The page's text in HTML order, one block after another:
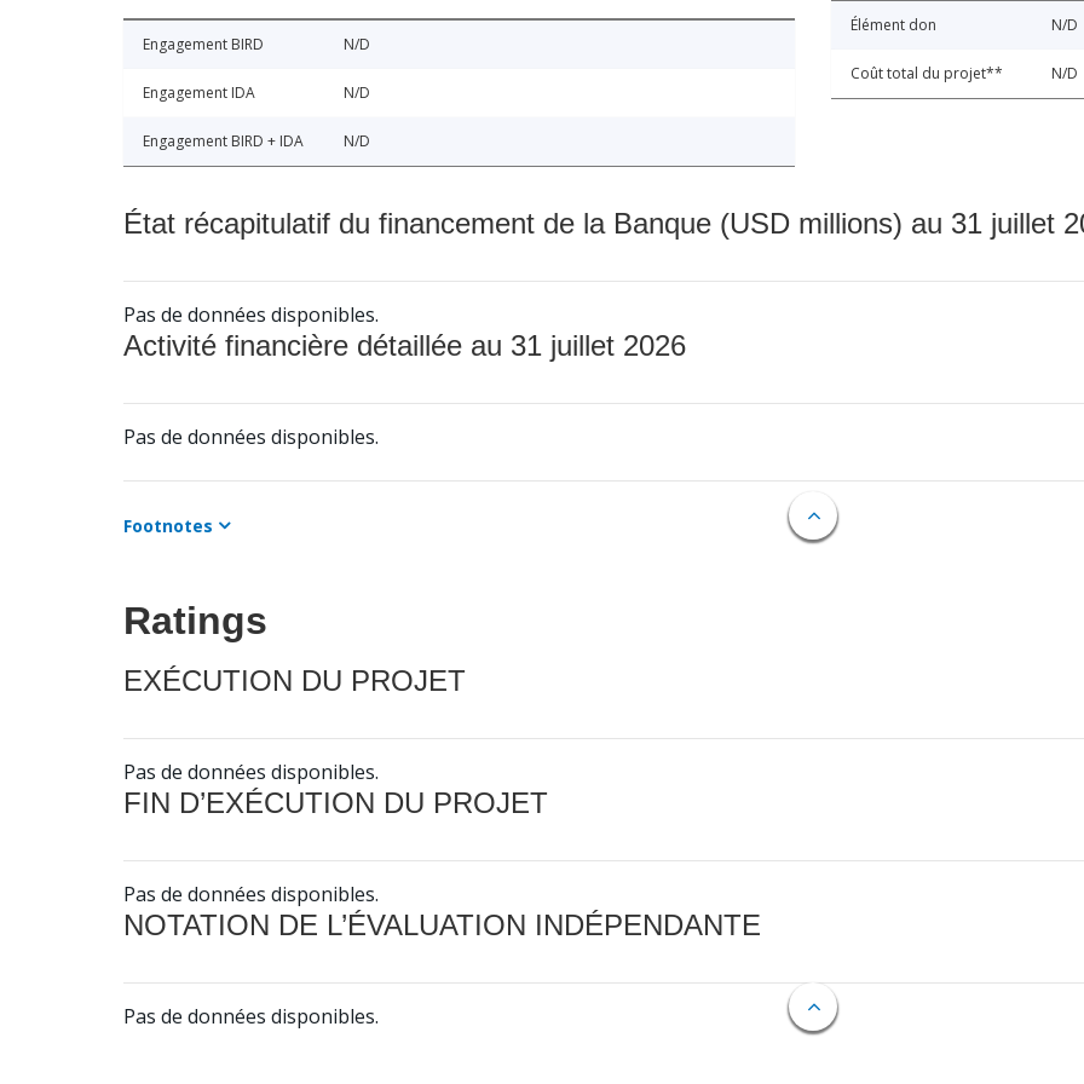
Engagement BIRD N/D
Engagement IDA N/D
Engagement BIRD + IDA N/D
Élément don N/D
Coût total du projet** N/D
État récapitulatif du financement de la Banque (USD millions) au 31 juillet
Pas de données disponibles.
Activité financière détaillée au 31 juillet 2026
Pas de données disponibles.
Footnotes
Ratings
EXÉCUTION DU PROJET
Pas de données disponibles.
FIN D’EXÉCUTION DU PROJET
Pas de données disponibles.
NOTATION DE L’ÉVALUATION INDÉPENDANTE
Pas de données disponibles.